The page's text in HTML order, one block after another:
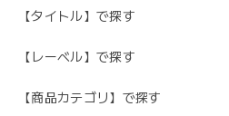
【タイトル】で探す
【レーベル】で探す
【商品カテゴリ】で探す